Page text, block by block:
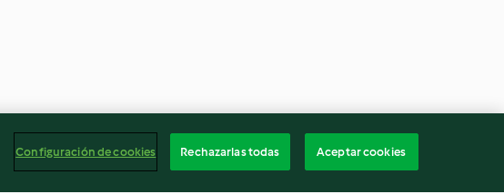
Configuración de cookies Rechazarlas todas Aceptar cookies